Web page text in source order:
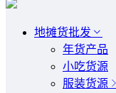
地摊货批发
年货产品
小吃货源
服装货源